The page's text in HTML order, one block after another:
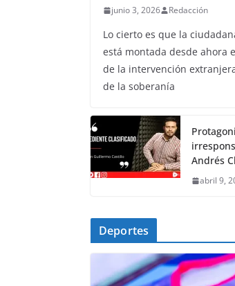
junio 3, 2026 Redacción
Lo cierto es que la
está montada desde ahora
de la intervención
de la soberanía
Andrés
abril 9,
Deportes